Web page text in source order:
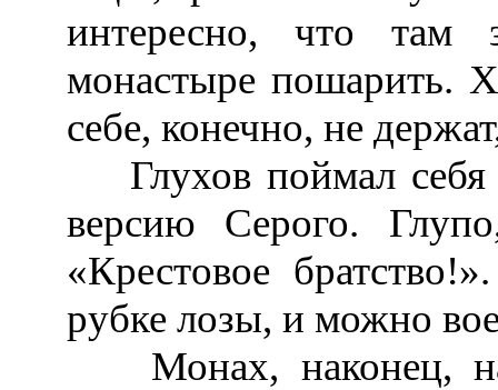
интересно, что
монастыре пошарить.
себе, конечно, не
Глухов поймал себя
версию Серого.
«Крестовое
рубке лозы, и можно
Монах, наконец,